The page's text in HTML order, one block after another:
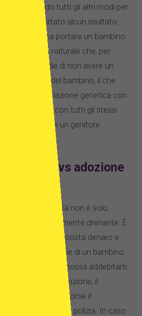
quando tutti gli altri modi per
hanno portato alcun risultato
significa portare un bambino
una famiglia naturale che, per
può o sceglie di non avere un
naturali del bambino, il che
alcuna relazione genetica con
i genitori legali con tutti gli stessi
che avrebbe un genitore
donatori vs adozione
con l’infertilità non è solo
anche finanziariamente drenante. È
in vitro costa denaro e
per l’adozione di un bambino.
di adozione non possa addebitarti
organizzare l’adozione, il
altri costi, come il
legali o controlli di polizia. In caso